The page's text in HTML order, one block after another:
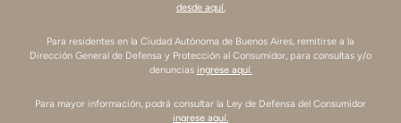
desde aquí.
Para residentes en la Ciudad Autónoma de Buenos Aires, remitirse a la
Dirección General de Defensa y Protección al Consumidor, para consultas y/o
denuncias ingrese aquí.
Para mayor información, podrá consultar la Ley de Defensa del Consumidor
ingrese aquí.